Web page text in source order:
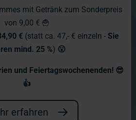
2000
gemietet und der
mit Getränk zum Sonderpreis
von 9,00 € 🍟
€ (statt ca. 47,- € einzeln - Sie
mind. 25 %) 😮
und Feiertagswochenenden! 😎
👍
erfahren